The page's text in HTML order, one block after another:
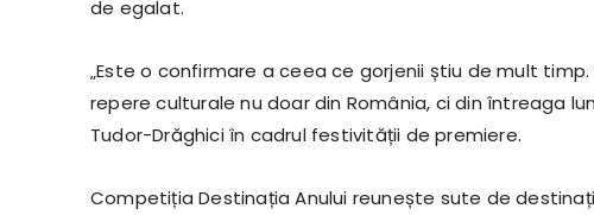
de egalat.
„Este o confirmare a ceea ce gorjenii știu de mult
repere culturale nu doar din România, ci din întreaga
Tudor-Drăghici în cadrul festivității de premiere.
Competiția Destinația Anului reunește sute de